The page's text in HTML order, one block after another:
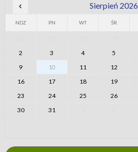
‹ Sierpień 2026
NDZ PN WT ŚR
2
3 4 5
9
10 11 12
16
17 18 19
23
24 25 26
30
31